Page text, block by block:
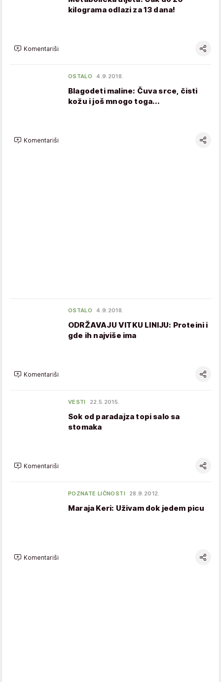
kilograma odlazi za 13 dana!
Komentariši
OSTALO 4.9.2018.
Blagodeti maline: Čuva srce, čisti
kožu i još mnogo toga...
Komentariši
OSTALO 4.9.2018.
ODRŽAVAJU VITKU LINIJU: Proteini i
gde ih najviše ima
Komentariši
VESTI 22.5.2015.
Sok od paradajza topi salo sa
stomaka
Komentariši
POZNATE LIČNOSTI 28.9.2012.
Maraja Keri: Uživam dok jedem picu
Komentariši